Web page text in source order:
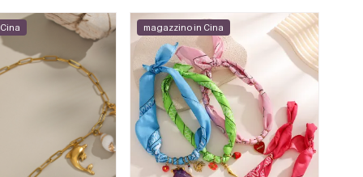
magazzino in Cina